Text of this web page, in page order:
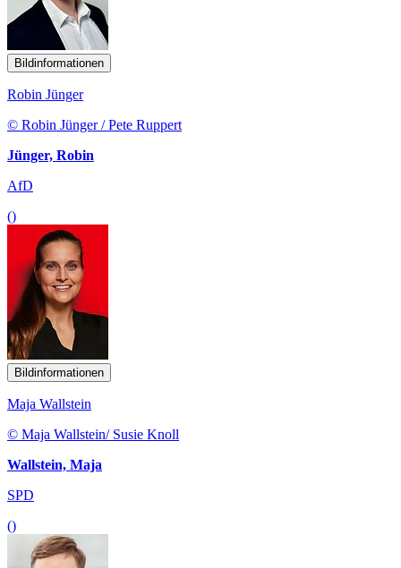
Bildinformationen
Robin Jünger
© Robin Jünger / Pete Ruppert
Jünger, Robin
AfD
()
Bildinformationen
Maja Wallstein
© Maja Wallstein/ Susie Knoll
Wallstein, Maja
SPD
()